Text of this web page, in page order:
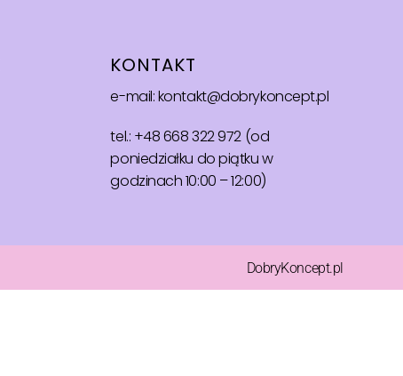
KONTAKT
e-mail: kontakt@dobrykoncept.pl
tel.: +48 668 322 972 (od
poniedziałku do piątku w
godzinach 10:00 – 12:00)
DobryKoncept.pl